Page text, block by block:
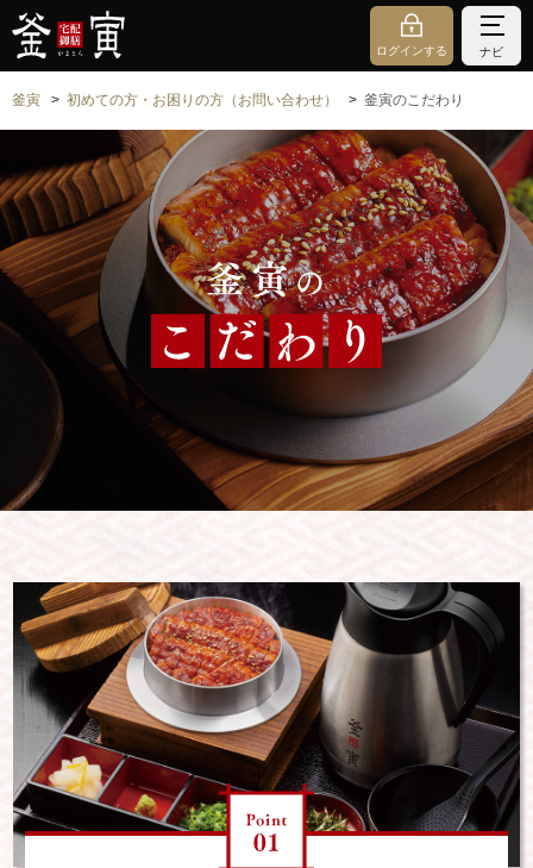
ログインする ナビ
釜寅 初めての方・お困りの方（お問い合わせ） 釜寅のこだわり